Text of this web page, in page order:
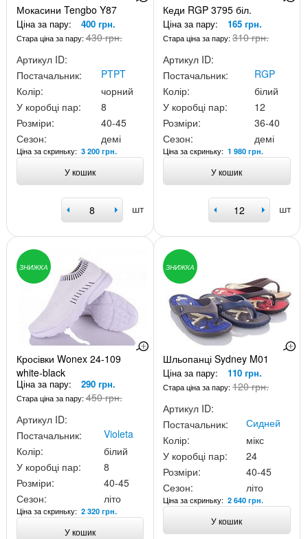
Мокасини Tengbo Y87
Ціна за пару: 400 грн.
Стара ціна за пару:430 грн.
Артикул ID:
Постачальник:
PTPT
Колір:
чорний
У коробці пар:
8
Розміри:
40-45
Сезон:
демі
Ціна за скриньку: 3 200 грн.
У кошик
шт
Кеди RGP 3795 біл.
Ціна за пару: 165 грн.
Стара ціна за пару:310 грн.
Артикул ID:
Постачальник:
RGP
Колір:
білий
У коробці пар:
12
Розміри:
36-40
Сезон:
демі
Ціна за скриньку:1 980 грн.
У кошик
шт
ЗНИЖКА
Кросівки Wonex 24-109
white-black
Ціна за пару: 290 грн.
Стара ціна за пару:450 грн.
Артикул ID:
Постачальник:
Violeta
Колір:
білий
У коробці пар:
8
Розміри:
40-45
Сезон:
літо
Ціна за скриньку: 2 320 грн.
У кошик
ЗНИЖКА
Шльопанці Sydney M01
Ціна за пару: 110 грн.
Стара ціна за пару:120 грн.
Артикул ID:
Постачальник:
Сидней
Колір:
мікс
У коробці пар:
24
Розміри:
40-45
Сезон:
літо
Ціна за скриньку:2 640 грн.
У кошик